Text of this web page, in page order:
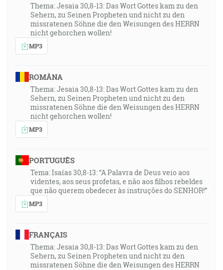
Thema: Jesaia 30,8-13: Das Wort Gottes kam zu den
Sehern, zu Seinen Propheten und nicht zu den
missratenen Söhne die den Weisungen des HERRN
nicht gehorchen wollen!
MP3
ROMÂNA
Thema: Jesaia 30,8-13: Das Wort Gottes kam zu den
Sehern, zu Seinen Propheten und nicht zu den
missratenen Söhne die den Weisungen des HERRN
nicht gehorchen wollen!
MP3
PORTUGUÊS
Tema: Isaías 30,8-13: “A Palavra de Deus veio aos
videntes, aos seus profetas, e não aos filhos rebeldes
que não querem obedecer às instruções do SENHOR!”
MP3
FRANÇAIS
Thema: Jesaia 30,8-13: Das Wort Gottes kam zu den
Sehern, zu Seinen Propheten und nicht zu den
missratenen Söhne die den Weisungen des HERRN